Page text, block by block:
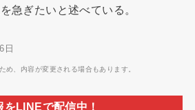
急ぎたいと述べている。
日
、内容が変更される場合もあります。